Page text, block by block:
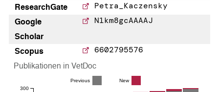
Research­Gate Petra_Kaczensky
Google
Scholar
N1km8gcAAAAJ
Scopus 6602795576
Publikationen in VetDoc
300
Previous New